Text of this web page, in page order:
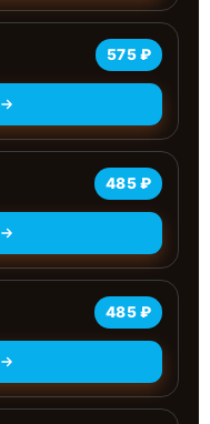
575 ₽
485 ₽
485 ₽